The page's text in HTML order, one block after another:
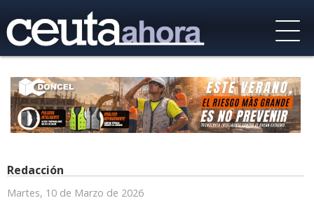
Redacción
Martes, 10 de Marzo de 2026